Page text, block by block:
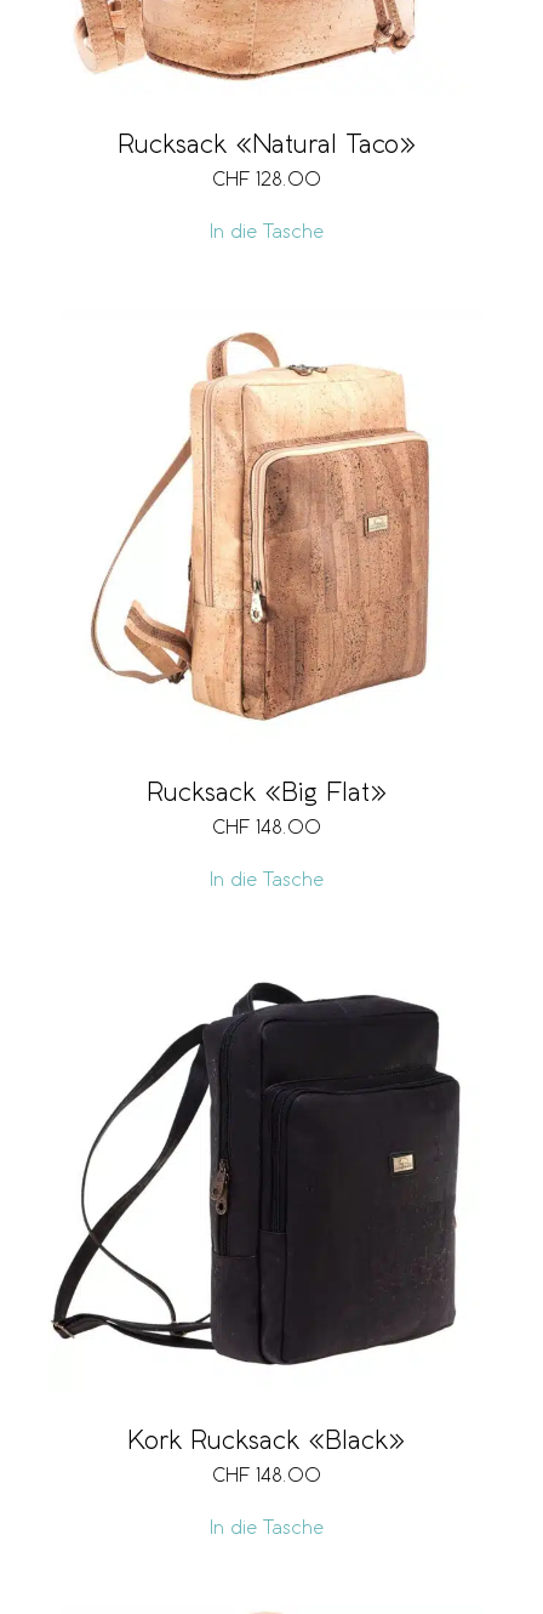
Rucksack «Natural Taco»
CHF 128.00
In die Tasche
Rucksack «Big Flat»
CHF 148.00
In die Tasche
Kork Rucksack «Black»
CHF 148.00
In die Tasche